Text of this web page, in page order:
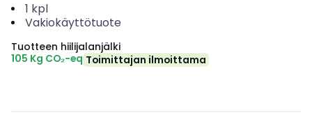
1 kpl
Vakiokäyttötuote
Tuotteen hiilijalanjälki
105 Kg CO₂-eq Toimittajan ilmoittama